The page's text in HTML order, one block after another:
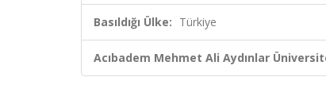
Basıldığı Ülke: Türkiye
Acıbadem Mehmet Ali Aydınlar